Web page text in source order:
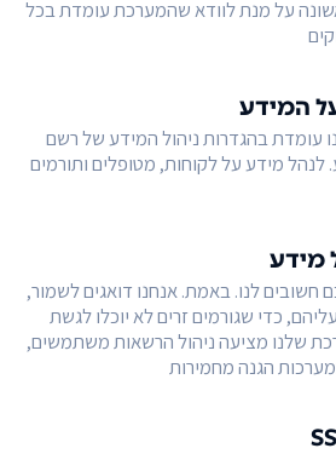
על מנת לוודא שהמערכת עומדת בכל
המידע
עומדת בהגדרות ניהול המידע של רשם
לנהל מידע על לקוחות, מטופלים ותורמים
מידע
חשובים לנו. באמת. אנחנו דואגים לשמור,
כדי שגורמים זרים לא יוכלו לגשת
שלנו מציעה ניהול הרשאות משתמשים,
הגנה מחמירות